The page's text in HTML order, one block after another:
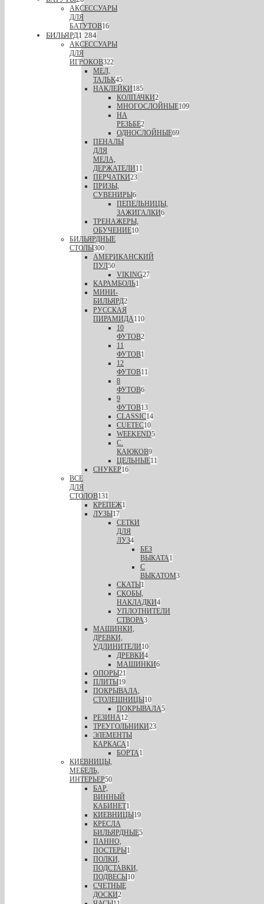
АКСЕССУАРЫ
ДЛЯ
БАТУТОВ16
БИЛЬЯРД1 284
АКСЕССУАРЫ
ДЛЯ
ИГРОКОВ322
МЕЛ,
ТАЛЬК45
НАКЛЕЙКИ185
КОЛПАЧКИ2
МНОГОСЛОЙНЫЕ109
НА
РЕЗЬБЕ2
ОДНОСЛОЙНЫЕ69
ПЕНАЛЫ
ДЛЯ
МЕЛА,
ДЕРЖАТЕЛИ11
ПЕРЧАТКИ23
ПРИЗЫ,
СУВЕНИРЫ6
ПЕПЕЛЬНИЦЫ,
ЗАЖИГАЛКИ6
ТРЕНАЖЕРЫ,
ОБУЧЕНИЕ10
БИЛЬЯРДНЫЕ
СТОЛЫ300
АМЕРИКАНСКИЙ
ПУЛ50
VIKING27
КАРАМБОЛЬ1
МИНИ-
БИЛЬЯРД2
РУССКАЯ
ПИРАМИДА110
10
ФУТОВ2
11
ФУТОВ1
12
ФУТОВ11
8
ФУТОВ6
9
ФУТОВ13
CLASSIC14
CUETEC10
WEEKEND5
С.
КАЮКОВ9
ЦЕЛЬНЫЕ11
СНУКЕР16
ВСЕ
ДЛЯ
СТОЛОВ131
КРЕПЕЖ1
ЛУЗЫ17
СЕТКИ
ДЛЯ
ЛУЗ4
БЕЗ
ВЫКАТА1
С
ВЫКАТОМ3
СКАТЫ1
СКОБЫ,
НАКЛАДКИ4
УПЛОТНИТЕЛИ
СТВОРА3
МАШИНКИ,
ДРЕВКИ,
УДЛИНИТЕЛИ10
ДРЕВКИ4
МАШИНКИ6
ОПОРЫ21
ПЛИТЫ19
ПОКРЫВАЛА,
СТОЛЕШНИЦЫ10
ПОКРЫВАЛА5
РЕЗИНА12
ТРЕУГОЛЬНИКИ23
ЭЛЕМЕНТЫ
КАРКАСА1
БОРТА1
КИЕВНИЦЫ,
МЕБЕЛЬ,
ИНТЕРЬЕР50
БАР,
ВИННЫЙ
КАБИНЕТ1
КИЕВНИЦЫ19
КРЕСЛА
БИЛЬЯРДНЫЕ5
ПАННО,
ПОСТЕРЫ1
ПОЛКИ,
ПОДСТАВКИ,
ПОДВЕСЫ10
СЧЕТНЫЕ
ДОСКИ2